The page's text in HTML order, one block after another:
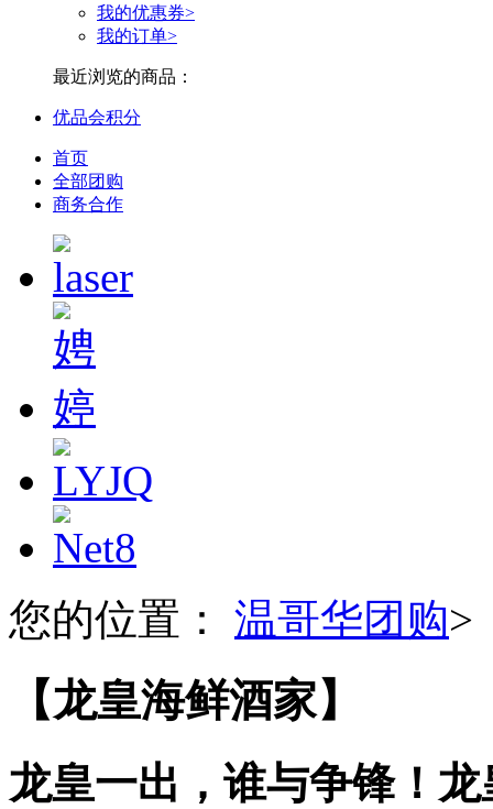
我的优惠券>
我的订单>
最近浏览的商品：
优品会积分
首页
全部团购
商务合作
您的位置： 温哥华团购>
【龙皇海鲜酒家】
龙皇一出，谁与争锋！